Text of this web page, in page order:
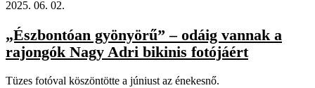
2025. 06. 02.
„Észbontóan gyönyörű” – odáig vannak a
rajongók Nagy Adri bikinis fotójáért
Tüzes fotóval köszöntötte a júniust az énekesnő.